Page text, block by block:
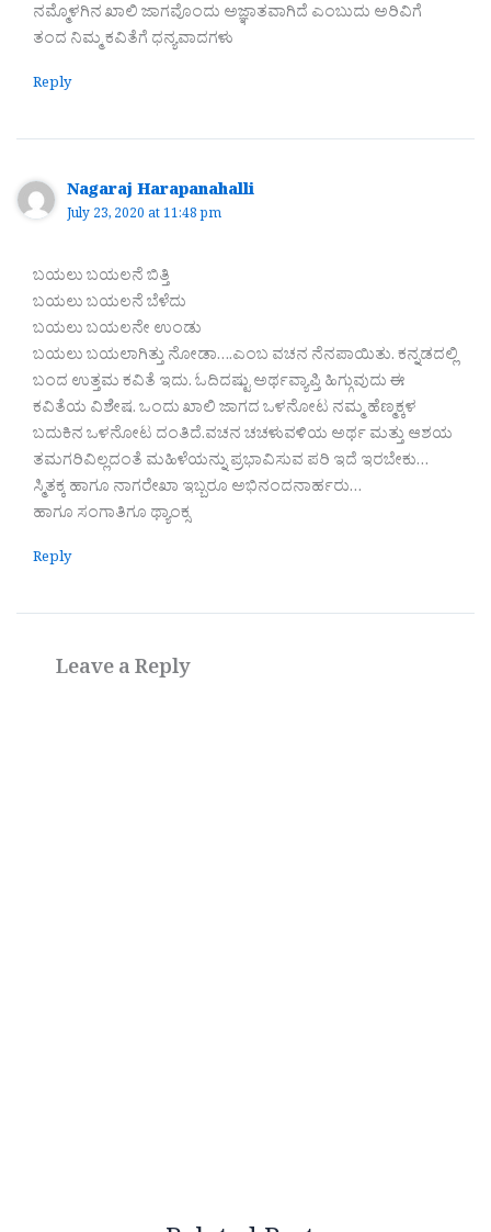
ನಮ್ಮೊಳಗಿನ ಖಾಲಿ ಜಾಗವೊಂದು ಅಜ್ಞಾತವಾಗಿದೆ ಎಂಬುದು ಅರಿವಿಗೆ
ತಂದ ನಿಮ್ಮ ಕವಿತೆಗೆ ಧನ್ಯವಾದಗಳು
Reply
Nagaraj Harapanahalli
July 23, 2020 at 11:48 pm
ಬಯಲು ಬಯಲನೆ ಬಿತ್ತಿ
ಬಯಲು ಬಯಲನೆ ಬೆಳೆದು
ಬಯಲು ಬಯಲನೇ ಉಂಡು
ಬಯಲು ಬಯಲಾಗಿತ್ತು ನೋಡಾ….ಎಂಬ ವಚನ ನೆನಪಾಯಿತು. ‌ಕನ್ನಡದಲ್ಲಿ
ಬಂದ ಉತ್ತಮ ಕವಿತೆ ಇದು. ಓದಿದಷ್ಟು ಅರ್ಥವ್ಯಾಪ್ತಿ ಹಿಗ್ಗುವುದು ಈ‌
ಕವಿತೆಯ ವಿಶೇಷ. ‌ಒಂದು ಖಾಲಿ‌ ಜಾಗದ ಒಳನೋಟ ನಮ್ಮ ಹೆಣ್ಮಕ್ಕಳ
ಬದುಕಿನ ಒಳನೋಟ ದಂತಿದೆ.‌ವಚನ ಚಚಳುವಳಿಯ ಅರ್ಥ ಮತ್ತು ಆಶಯ
ತಮಗರಿವಿಲ್ಲದಂತೆ ಮಹಿಳೆಯನ್ನು ಪ್ರಭಾವಿಸುವ ಪರಿ ಇದೆ ಇರಬೇಕು…
ಸ್ಮಿತಕ್ಕ ಹಾಗೂ ನಾಗರೇಖಾ ಇಬ್ಬರೂ ಅಭಿನಂದನಾರ್ಹರು…
ಹಾಗೂ ಸಂಗಾತಿಗೂ ಥ್ಯಾಂಕ್ಸ
Reply
Leave a Reply